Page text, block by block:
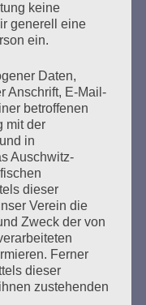
Tausende
Menschen mit
verfolgt,
eingewiesen. Erst
als NS-Opfer
mehr ...
keine
generell eine
ein.
Daten,
Anschrift, E-Mail-
betroffenen
mit der
in
Auschwitz-
dieser
Verein die
Zweck der von
Ferner
dieser
zustehenden